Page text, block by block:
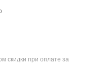
скидки при оплате за